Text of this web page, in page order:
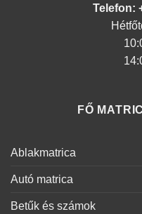
Telefon:
FŐ
Ablakmatrica
Autó matrica
Betűk és számok